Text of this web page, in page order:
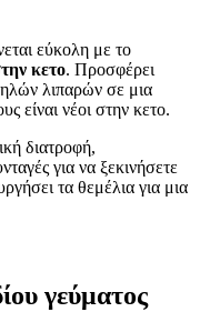
εύκολη με το
κετο. Προσφέρει
λιπαρών σε μια
είναι νέοι στην κετο.
διατροφή,
για να ξεκινήσετε
τα θεμέλια για μια
γεύματος